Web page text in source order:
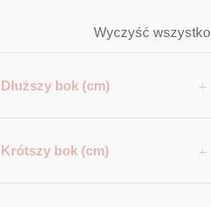
Wyczyść wszystko
Dłuższy bok (cm)
Krótszy bok (cm)